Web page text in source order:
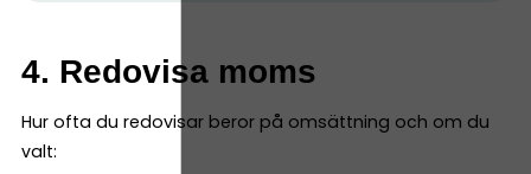
4. Redovisa moms
Hur ofta du redovisar beror på omsättning och om du
valt: